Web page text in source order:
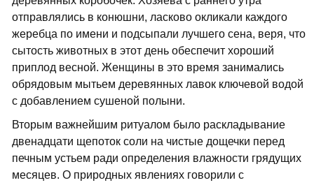
отправлялись в конюшни, ласково окликали каждого
жеребца по имени и подсыпали лучшего сена, веря, что
сытость животных в этот день обеспечит хороший
приплод весной. Женщины в это время занимались
обрядовым мытьем деревянных лавок ключевой водой
с добавлением сушеной полыни.
Вторым важнейшим ритуалом было раскладывание
двенадцати щепоток соли на чистые дощечки перед
печным устьем ради определения влажности грядущих
месяцев. О природных явлениях говорили с